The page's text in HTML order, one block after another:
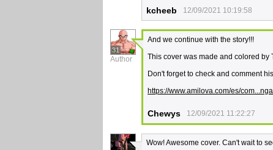
kcheeb 12/09/2021 10:19:58
31
Author
And we continue with the story!!!
This cover was made and colored by
Don't forget to check and comment
https://www.amilova.com/es/
Chewys 12/09/2021 11:22:27
Wow! Awesome cover. Can't wait to